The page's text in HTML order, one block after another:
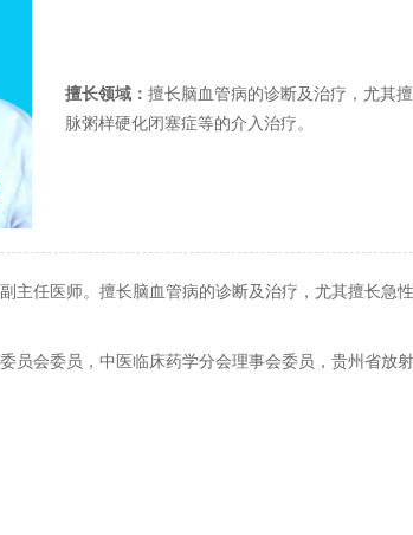
擅长领域： 擅长脑血管病的诊断及治疗，尤其
脉粥样硬化闭塞症等的介入治疗。
主任医师。擅长脑血管病的诊断及治疗，尤其擅长
员会委员，中医临床药学分会理事会委员， 贵州省放